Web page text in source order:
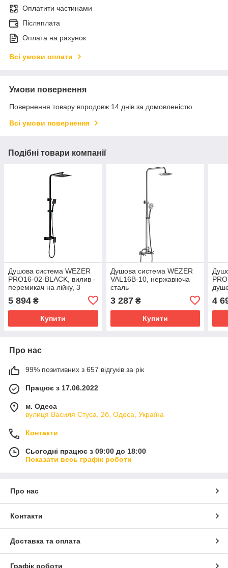
Оплатити частинами
Післяплата
Оплата на рахунок
Всі умови оплати
Умови повернення
Повернення товару впродовж 14 днів за домовленістю
Всі умови повернення
Подібні товари компанії
Душова система WEZER
PRO16-02-BLACK, вилив -
перемикач на лійку, 3
5 894 ₴
Купити
Душова система WEZER
VAL16B-10, нержавіюча
сталь
3 287₴
Купити
4
Про нас
99% позитивних з 657 відгуків за рік
Працює з 17.06.2022
м. Одеса
вулиця Василя Стуса, 2б, Одеса, Україна
Контакти
Сьогодні працює з 09:00 до 18:00
Показати весь графік роботи
Про нас
Контакти
Доставка та оплата
Графік роботи